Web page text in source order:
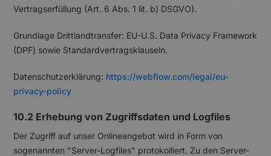
Vertragserfüllung (Art. 6 Abs. 1 lit. b) DSGVO).
Grundlage Drittlandtransfer: EU-U.S. Data Privacy Framework
(DPF) sowie Standardvertragsklauseln.
Datenschutzerklärung: https://webflow.com/legal/eu-
privacy-policy
10.2 Erhebung von Zugriffsdaten und Logfiles
Der Zugriff auf unser Onlineangebot wird in Form von
sogenannten "Server-Logfiles" protokolliert. Zu den Server-